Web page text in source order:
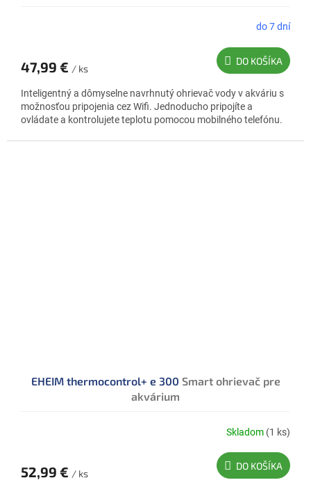
je
z
5
hviezdičiek.
do 7 dní
47,99 € / ks
DO KOŠÍKA
Inteligentný a dômyselne navrhnutý ohrievač vody v akváriu s
možnosťou pripojenia cez Wifi. Jednoducho pripojíte a
ovládate a kontrolujete teplotu pomocou mobilného telefónu.
EHEIM thermocontrol+ e 300 Smart ohrievač pre
akvárium
Skladom (1 ks)
52,99 € / ks
DO KOŠÍKA